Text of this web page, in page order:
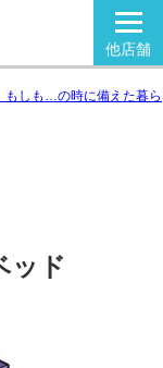
他店舗
もしも…の時に備えた暮ら
ッド